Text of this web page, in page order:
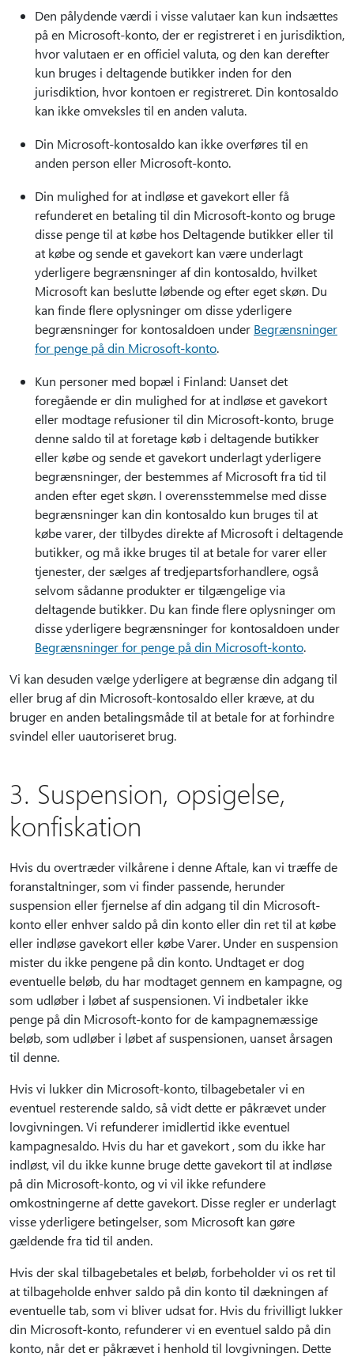
Den pålydende værdi i visse valutaer kan kun indsættes
på en Microsoft-konto, der er registreret i en jurisdiktion,
hvor valutaen er en officiel valuta, og den kan derefter
kun bruges i deltagende butikker inden for den
jurisdiktion, hvor kontoen er registreret. Din kontosaldo
kan ikke omveksles til en anden valuta.
Din Microsoft-kontosaldo kan ikke overføres til en
anden person eller Microsoft-konto.
Din mulighed for at indløse et gavekort eller få
refunderet en betaling til din Microsoft-konto og bruge
disse penge til at købe hos Deltagende butikker eller til
at købe og sende et gavekort kan være underlagt
yderligere begrænsninger af din kontosaldo, hvilket
Microsoft kan beslutte løbende og efter eget skøn. Du
kan finde flere oplysninger om disse yderligere
begrænsninger for kontosaldoen under Begrænsninger
for penge på din Microsoft-konto.
Kun personer med bopæl i Finland: Uanset det
foregående er din mulighed for at indløse et gavekort
eller modtage refusioner til din Microsoft-konto, bruge
denne saldo til at foretage køb i deltagende butikker
eller købe og sende et gavekort underlagt yderligere
begrænsninger, der bestemmes af Microsoft fra tid til
anden efter eget skøn. I overensstemmelse med disse
begrænsninger kan din kontosaldo kun bruges til at
købe varer, der tilbydes direkte af Microsoft i deltagende
butikker, og må ikke bruges til at betale for varer eller
tjenester, der sælges af tredjepartsforhandlere, også
selvom sådanne produkter er tilgængelige via
deltagende butikker. Du kan finde flere oplysninger om
disse yderligere begrænsninger for kontosaldoen under
Begrænsninger for penge på din Microsoft-konto.
Vi kan desuden vælge yderligere at begrænse din adgang til
eller brug af din Microsoft-kontosaldo eller kræve, at du
bruger en anden betalingsmåde til at betale for at forhindre
svindel eller uautoriseret brug.
3. Suspension, opsigelse,
konfiskation
Hvis du overtræder vilkårene i denne Aftale, kan vi træffe de
foranstaltninger, som vi finder passende, herunder
suspension eller fjernelse af din adgang til din Microsoft-
konto eller enhver saldo på din konto eller din ret til at købe
eller indløse gavekort eller købe Varer. Under en suspension
mister du ikke pengene på din konto. Undtaget er dog
eventuelle beløb, du har modtaget gennem en kampagne, og
som udløber i løbet af suspensionen. Vi indbetaler ikke
penge på din Microsoft-konto for de kampagnemæssige
beløb, som udløber i løbet af suspensionen, uanset årsagen
til denne.
Hvis vi lukker din Microsoft-konto, tilbagebetaler vi en
eventuel resterende saldo, så vidt dette er påkrævet under
lovgivningen. Vi refunderer imidlertid ikke eventuel
kampagnesaldo. Hvis du har et gavekort , som du ikke har
indløst, vil du ikke kunne bruge dette gavekort til at indløse
på din Microsoft-konto, og vi vil ikke refundere
omkostningerne af dette gavekort. Disse regler er underlagt
visse yderligere betingelser, som Microsoft kan gøre
gældende fra tid til anden.
Hvis der skal tilbagebetales et beløb, forbeholder vi os ret til
at tilbageholde enhver saldo på din konto til dækningen af
eventuelle tab, som vi bliver udsat for. Hvis du frivilligt lukker
din Microsoft-konto, refunderer vi en eventuel saldo på din
konto, når det er påkrævet i henhold til lovgivningen. Dette